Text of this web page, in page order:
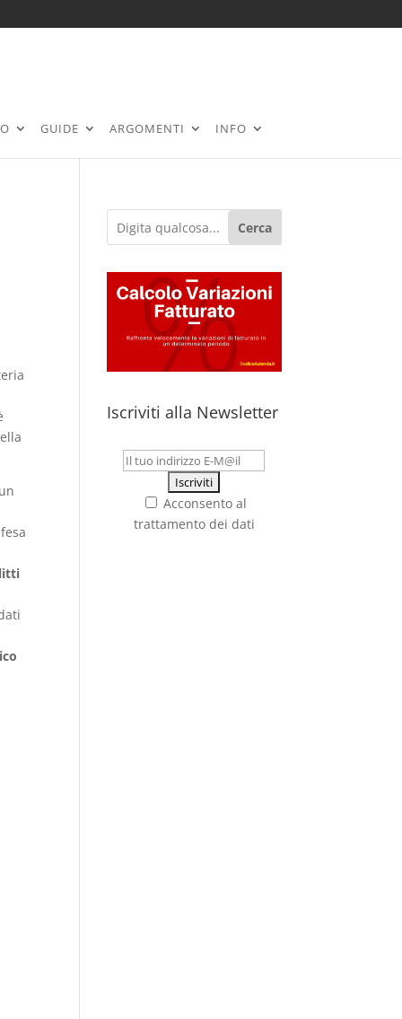
GUIDE ARGOMENTI INFO
Cerca
Iscriviti alla Newsletter
Acconsento al
trattamento dei dati